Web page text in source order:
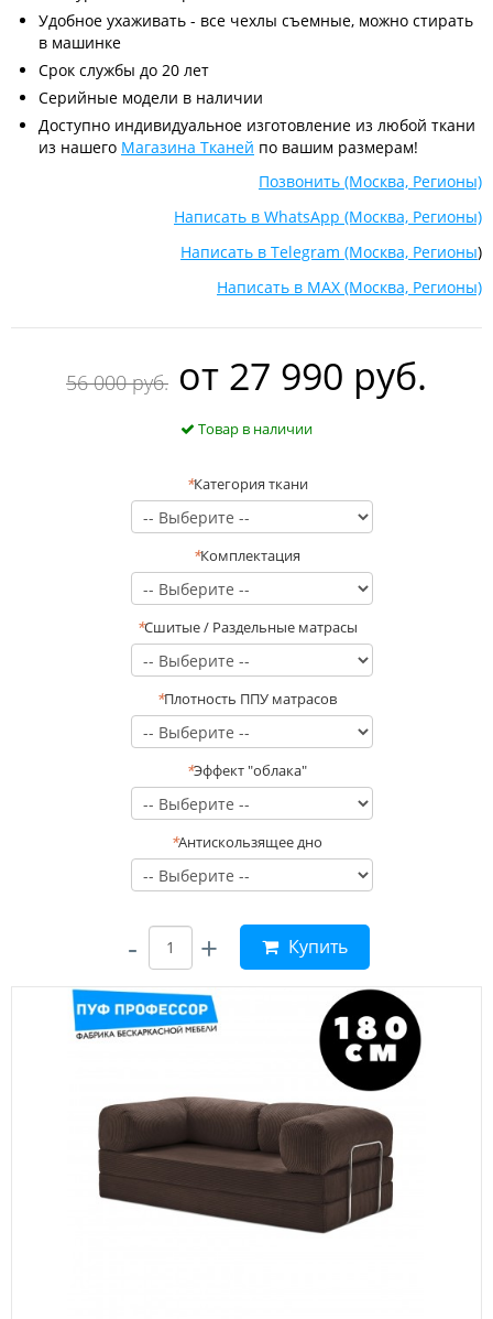
Удобное ухаживать - все чехлы съемные, можно стирать
в машинке
Срок службы до 20 лет
Серийные модели в наличии
Доступно индивидуальное изготовление из любой ткани
из нашего Магазина Тканей по вашим размерам!
Позвонить (Москва, Регионы)
Написать в WhatsApp (Москва, Регионы)
Написать в Telegram (Москва, Регионы)
Написать в MAX (Москва, Регионы)
56 000 руб. oт 27 990 руб.
Товар в наличии
*Категория ткани
*Комплектация
*Сшитые / Раздельные матрасы
*Плотность ППУ матрасов
*Эффект "облака"
*Антискользящее дно
- + Купить